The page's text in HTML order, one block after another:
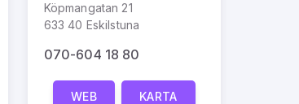
Köpmangatan 21
633 40 Eskilstuna
070-604 18 80
WEB KARTA